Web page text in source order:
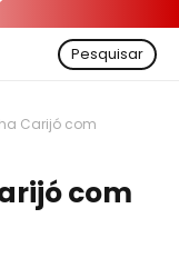
Pesquisar
Carijó com
com